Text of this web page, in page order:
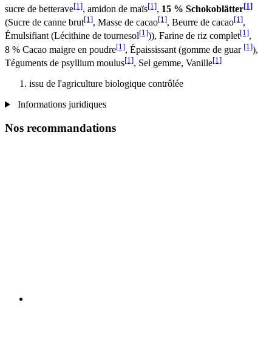
sucre de betterave[1], amidon de maïs[1], 15 % Schokoblätter[1]
(Sucre de canne brut[1], Masse de cacao[1], Beurre de cacao[1],
Émulsifiant (Lécithine de tournesol[1])), Farine de riz complet[1],
8 % Cacao maigre en poudre[1], Épaississant (gomme de guar [1]),
Téguments de psyllium moulus[1], Sel gemme, Vanille[1]
issu de l'agriculture biologique contrôlée
Informations juridiques
Nos recommandations